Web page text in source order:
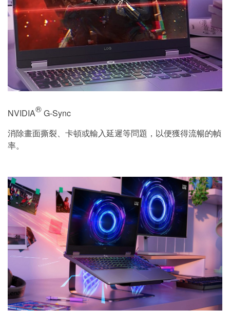
NVIDIA®G-Sync
消除畫面撕裂、卡頓或輸入延遲等問題，以便獲得流暢的幀
率。